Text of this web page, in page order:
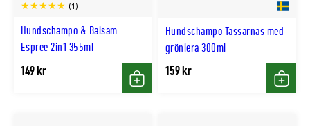
Hundschampo & Balsam
Espree 2in1 355ml
(1)
149 kr
Köp
Hundschampo Tassarnas med
grönlera 300ml
159 kr
Köp